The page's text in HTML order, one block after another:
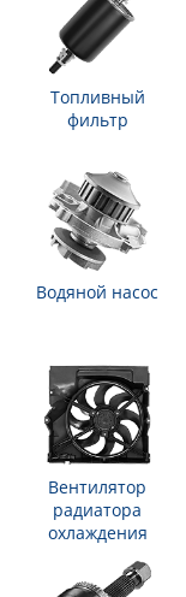
Топливный
фильтр
Водяной насос
Вентилятор
радиатора
охлаждения